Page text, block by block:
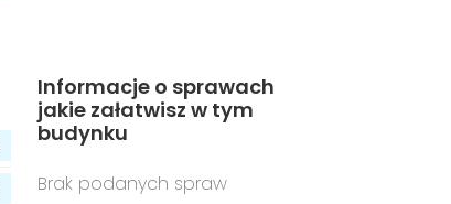
Informacje o sprawach
jakie załatwisz w tym
budynku
Brak podanych spraw